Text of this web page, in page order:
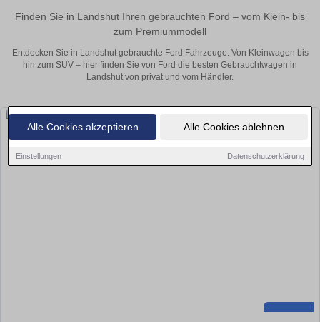
Alle Cookies akzeptieren Alle Cookies ablehnen
Einstellungen Datenschutzerklärung
Finden Sie in Landshut Ihren gebrauchten Ford – vom Klein- bis
zum Premiummodell
Entdecken Sie in Landshut gebrauchte Ford Fahrzeuge. Von Kleinwagen bis
hin zum SUV – hier finden Sie von Ford die besten Gebrauchtwagen in
Landshut von privat und vom Händler.